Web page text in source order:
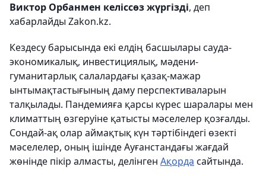
Виктор Орбанмен келіссөз жүргізді, деп
хабарлайды Zakon.kz.
Кездесу барысында екі елдің басшылары сауда-
экономикалық, инвестициялық, мәдени-
гуманитарлық салалардағы қазақ-мажар
ынтымақтастығының даму перспективаларын
талқылады. Пандемияға қарсы күрес шаралары мен
климаттың өзгеруіне қатысты мәселелер қозғалды.
Сондай-ақ олар аймақтық күн тәртібіндегі өзекті
мәселелер, оның ішінде Ауғанстандағы жағдай
жөнінде пікір алмасты, делінген Ақорда сайтында.